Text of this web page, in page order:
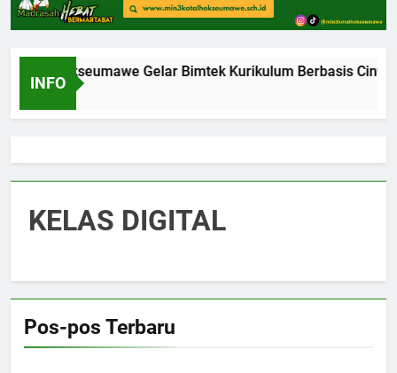
INFO
Kota Lhokseumawe Gelar Bimtek Kurikulum Berbasis Cinta
KELAS DIGITAL
Pos-pos Terbaru